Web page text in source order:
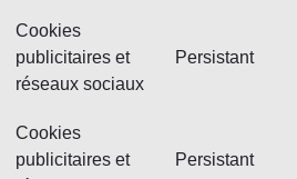
Cookies
publicitaires et
réseaux sociaux
Persistant
Cookies
publicitaires et
Persistant